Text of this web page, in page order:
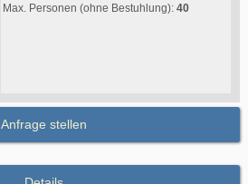
Max. Personen (ohne Bestuhlung): 40
Anfrage stellen